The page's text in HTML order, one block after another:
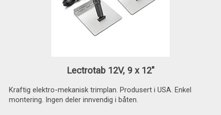
Lectrotab 12V, 9 x 12"
Kraftig elektro-mekanisk trimplan. Produsert i USA. Enkel
montering. Ingen deler innvendig i båten.